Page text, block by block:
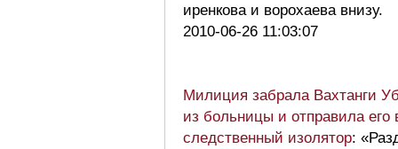
иренкова и ворохаева внизу.
2010-06-26 11:03:07
Милиция забрала Вахтанги
из больницы и отправила его
следственный изолятор: